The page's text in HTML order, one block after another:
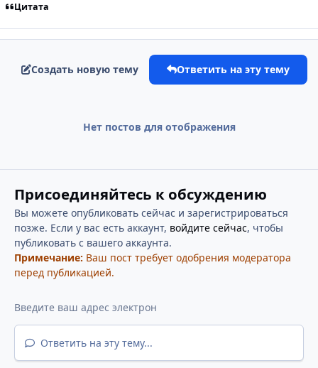
Цитата
Создать новую тему Ответить на эту тему
Нет постов для отображения
Присоединяйтесь к обсуждению
Вы можете опубликовать сейчас и зарегистрироваться
позже. Если у вас есть аккаунт, войдите сейчас, чтобы
публиковать с вашего аккаунта.
Примечание: Ваш пост требует одобрения модератора
перед публикацией.
Ответить на эту тему...